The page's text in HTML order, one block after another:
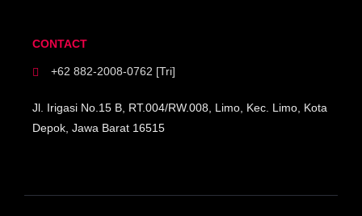
CONTACT
+62 882-2008-0762 [Tri]
Jl. Irigasi No.15 B, RT.004/RW.008, Limo, Kec. Limo, Kota
Depok, Jawa Barat 16515